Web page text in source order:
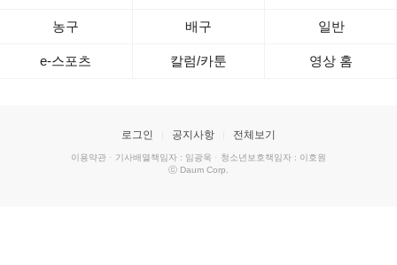
농구 배구 일반
e-스포츠 칼럼/카툰 영상 홈
로그인 공지사항 전체보기
이용약관 · 기사배열책임자 : 임광욱 · 청소년보호책임자 : 이호원
ⓒ Daum Corp.